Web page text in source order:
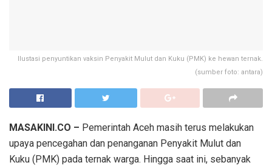
Ilustasi penyuntikan vaksin Penyakit Mulut dan Kuku (PMK) ke hewan ternak.
(sumber foto: antara)
MASAKINI.CO – Pemerintah Aceh masih terus melakukan
upaya pencegahan dan penanganan Penyakit Mulut dan
Kuku (PMK) pada ternak warga. Hingga saat ini, sebanyak